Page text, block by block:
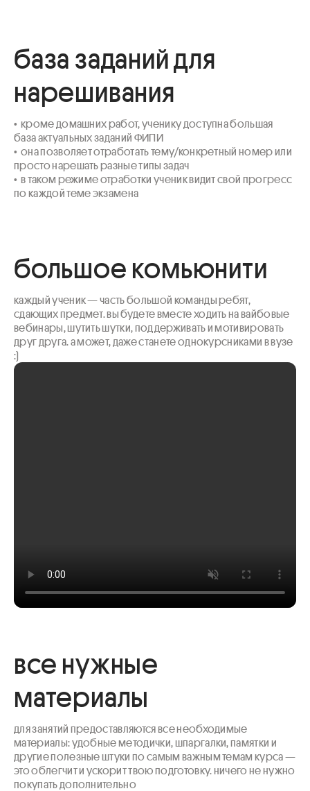
база заданий для
нарешивания
•  кроме домашних работ, ученику доступна большая
база актуальных заданий ФИПИ
•  она позволяет отработать тему/конкретный номер или
просто нарешать разные типы задач
•  в таком режиме отработки ученик видит свой прогресс
по каждой теме экзамена
большое комьюнити
каждый ученик — часть большой команды ребят,
сдающих предмет. вы будете вместе ходить на вайбовые
вебинары, шутить шутки, поддерживать и мотивировать
друг друга. а может, даже станете однокурсниками в вузе
:)
все нужные
материалы
для занятий предоставляются все необходимые
материалы: удобные методички, шпаргалки, памятки и
другие полезные штуки по самым важным темам курса —
это облегчит и ускорит твою подготовку. ничего не нужно
покупать дополнительно